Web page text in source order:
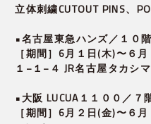
立体刺繍CUTOUT PINS、
•名古屋東急ハンズ／１０
［期間］6月１日(木)〜６
１−１−４ JR名古屋タカシ
•大阪 LUCUA１１００／７
［期間］6月２日(金)〜６